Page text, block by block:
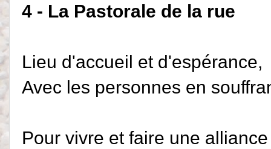
4 - La Pastorale de la rue
Lieu d'accueil et d'espérance,
Avec les personnes en
Pour vivre et faire une alliance